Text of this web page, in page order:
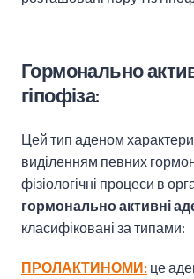
Гормонально
гіпофіза:
Цей тип аденом
виділенням певних
фізіологічні процеси в
гормонально активні
класифіковані за типами:
ПРОЛАКТИНОМИ: це